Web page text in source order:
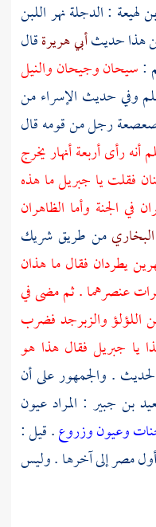
لهيعة : الدجلة نهر اللبن
هذا حديثأبي هريرةقال
:سيحان وجيحان والنيل
وفي حديث الإسراء من
رجل من قومه قال
رأى أربعة أنهار يخرج
فقلت يا جبريل ما هذه
في الجنة وأما الظاهران
البخاريمن طريقشريك
يطردان فقال ما هذان
عنصرهما . ثم مضى في
اللؤلؤ والزبرجد فضرب
يا جبريل فقال هذا هو
. والجمهور على أن
بن جبير : المراد عيون
وعيونوزروع. قيل :
مصرإلى آخرها . وليس